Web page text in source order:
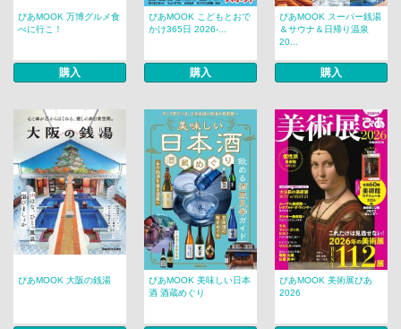
ぴあMOOK 万博グルメ食
べに行こ！
購入
ぴあMOOK こどもとおで
かけ365日 2026-...
購入
ぴあMOOK スーパー銭湯
＆サウナ＆日帰り温泉
20...
購入
ぴあMOOK 大阪の銭湯
ぴあMOOK 美味しい日本
酒 酒蔵めぐり
ぴあMOOK 美術展ぴあ
2026